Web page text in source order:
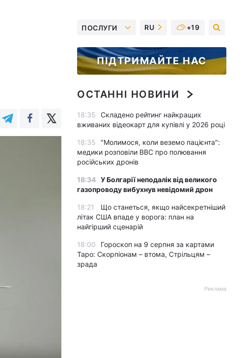
ПОСЛУГИ RU +19
ПІДТРИМАЙТЕ НАС
ОСТАННІ НОВИНИ
18:35
Складено рейтинг найкращих
вживаних відеокарт для купівлі у 2026 році
18:35
"Молимося, коли веземо пацієнта":
медики розповіли BBC про полювання
російських дронів
18:34 У Болгарії неподалік від великого
газопроводу вибухнув невідомий дрон
18:21
Що станеться, якщо найсекретніший
літак США впаде у ворога: план на
найгірший сценарій
18:00
Гороскоп на 9 серпня за картами
Таро: Скорпіонам – втома, Стрільцям –
зрада
Реклама